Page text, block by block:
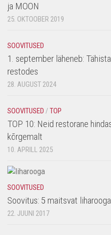
ja MOON
25. OKTOOBER 2019
SOOVITUSED
1. september läheneb:
restodes
28. AUGUST 2024
SOOVITUSED / TOP
TOP 10: Neid restorane
kõrgemalt
10. APRILL 2025
SOOVITUSED
Soovitus: 5 maitsvat
22. JUUNI 2017